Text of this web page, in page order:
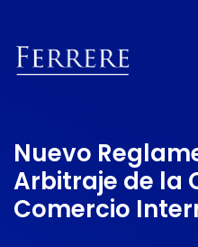
Nuevo
Arbitraje de la
Comercio